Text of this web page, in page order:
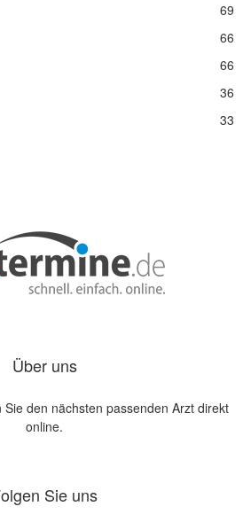
69
66
66
36
33
Über uns
den nächsten passenden Arzt direkt
online.
Sie uns